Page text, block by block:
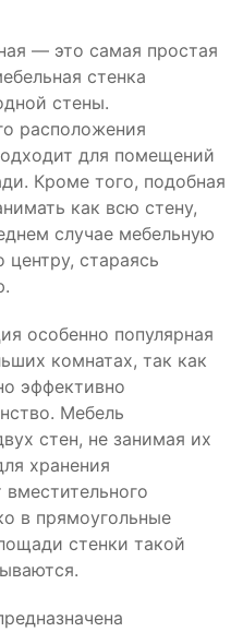
— это самая простая
стенка
стены.
расположения
для помещений
Кроме того, подобная
как всю стену,
случае мебельную
центру, стараясь
особенно популярная
комнатах, так как
эффективно
Мебель
стен, не занимая их
хранения
вместительного
в прямоугольные
стенки такой